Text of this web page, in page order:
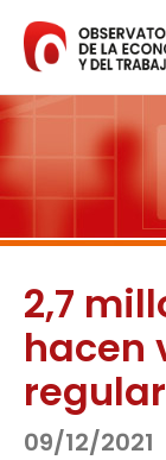
contenido
2,7
hacen
09/12/2021